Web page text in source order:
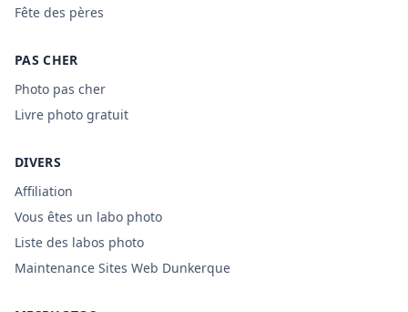
Fête des pères
PAS CHER
Photo pas cher
Livre photo gratuit
DIVERS
Affiliation
Vous êtes un labo photo
Liste des labos photo
Maintenance Sites Web Dunkerque